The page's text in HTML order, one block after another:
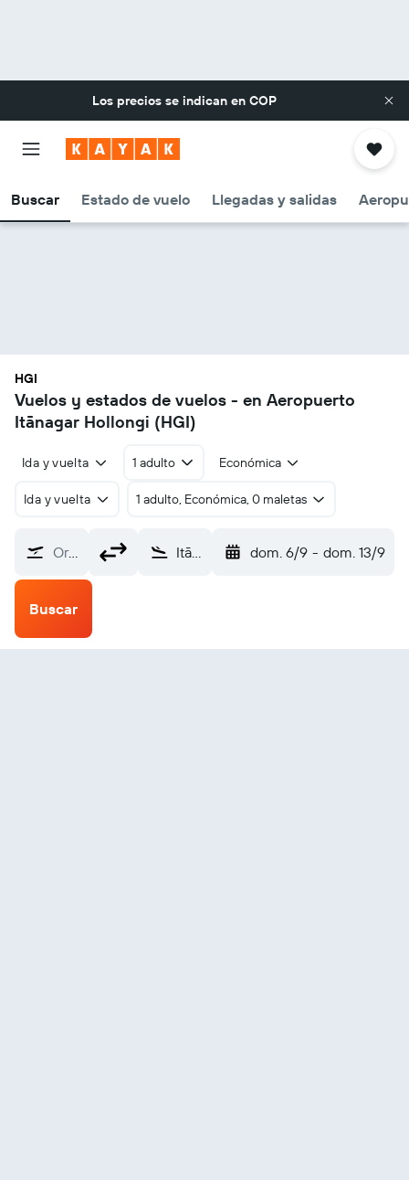
Los precios se indican en COP
Buscar Estado de vuelo Llegadas y salidas
HGI
Vuelos y estados de vuelos - en Aeropuerto
Itānagar Hollongi (HGI)
Ida y vuelta 1 adulto Económica
Ida y vuelta 1 adulto, Económica, 0 maletas
Origen Itānagar Hollongi (HGI) dom. 6/9 - dom. 13/9
Buscar